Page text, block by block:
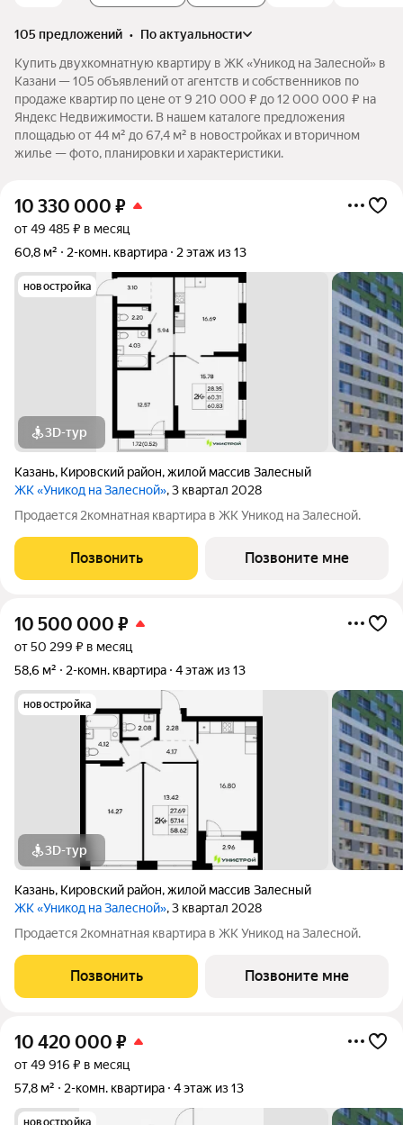
105 предложений •
по актуальности
Купить двухкомнатную квартиру в ЖК «Уникод на Залесной» в
Казани — 105 объявлений от агентств и собственников по
продаже квартир по цене от 9 210 000 ₽ до 12 000 000 ₽ на
Яндекс Недвижимости. В нашем каталоге предложения
площадью от 44 м² до 67,4 м² в новостройках и вторичном
жилье — фото, планировки и характеристики.
10 330 000 ₽
от 49 485 ₽ в месяц
60,8 м²
2-комн. квартира 2 этаж из 13
новостройка
3D-тур
Казань, Кировский район,жилой массив Залесный
ЖК «Уникод на Залесной», 3 квартал 2028
Продается 2комнатная квартира в ЖК Уникод на Залесной.
Позвонить Позвоните мне
10 500 000 ₽
от 50 299 ₽ в месяц
58,6 м²
2-комн. квартира 4 этаж из 13
новостройка
3D-тур
Казань, Кировский район,жилой массив Залесный
ЖК «Уникод на Залесной», 3 квартал 2028
Продается 2комнатная квартира в ЖК Уникод на Залесной.
Позвонить Позвоните мне
10 420 000 ₽
от 49 916 ₽ в месяц
57,8 м²
2-комн. квартира 4 этаж из 13
новостройка